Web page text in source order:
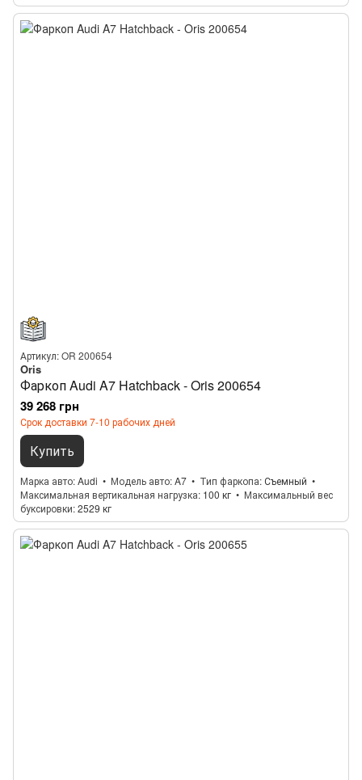
Артикул: OR 200654
Oris
Фаркоп Audi A7 Hatchback - Oris 200654
39 268 грн
Срок доставки 7-10 рабочих дней
Купить
Марка авто Audi Модель авто A7 Тип фаркопа Съемный
Максимальная вертикальная нагрузка 100 кг
Максимальный вес
буксировки 2529 кг